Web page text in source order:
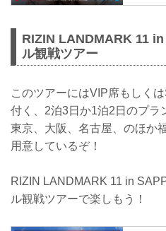
ヴガー
RIZIN
RIZIN
情報／
RIZIN
情報／
RIZIN LANDMARK 11
ル観戦ツアー
このツアーにはVIP席もしく
付く、2泊3日か1泊2日のプラ
東京、大阪、名古屋、のほか
用意しているぞ！
RIZIN LANDMARK 11 in
ル観戦ツアーで楽しもう！